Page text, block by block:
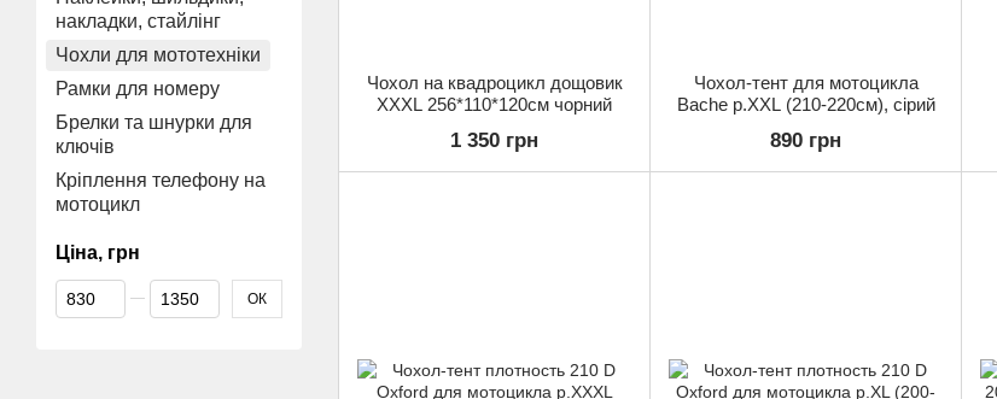
Чохол на квадроцикл дощовик
XXXL 256*110*120см чорний
1 350 грн
Чохол-тент для мотоцикла
Bache р.XXL (210-220см), сірий
890 грн
накладки, стайлінг
Чохли для мототехніки
Рамки для номеру
Брелки та шнурки для
ключів
Кріплення телефону на
мотоцикл
Ціна, грн
Від Ціна, грн
До Ціна, грн ОК